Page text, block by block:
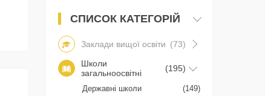
СПИСОК КАТЕГОРІЙ
Заклади вищої освіти (73)
Школи
загальноосвітні
(195)
Державні школи
(149)